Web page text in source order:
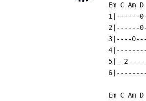
Em C Am D
1|------
2|------
3|----
5|--
Em C Am D